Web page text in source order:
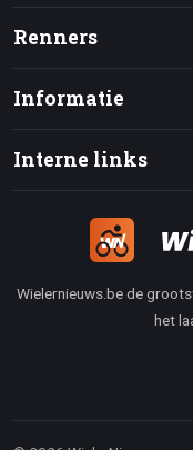
Renners
Informatie
Interne links
Wielernieuws.be de
het